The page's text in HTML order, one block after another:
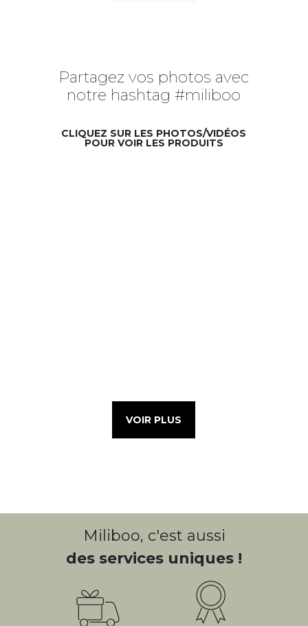
Partagez vos photos avec
notre hashtag #miliboo
CLIQUEZ SUR LES PHOTOS/VIDÉOS
POUR VOIR LES PRODUITS
VOIR PLUS
Miliboo, c'est aussi
des services uniques !